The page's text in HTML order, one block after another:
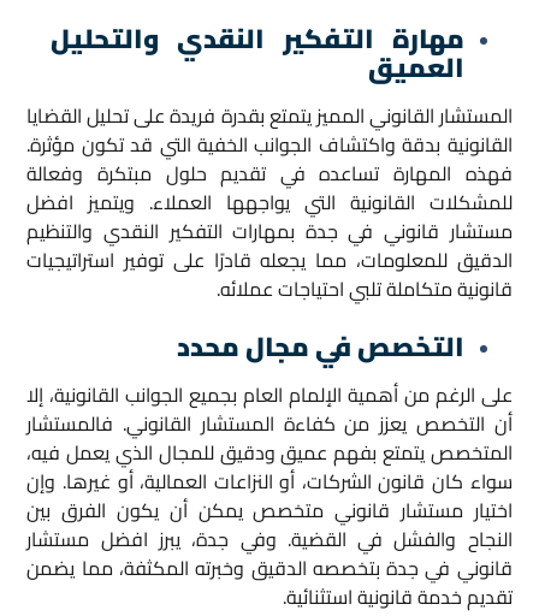
مهارة التفكير النقدي والتحليل
العميق
المستشار القانوني المميز يتمتع بقدرة فريدة على تحليل القضايا
القانونية بدقة واكتشاف الجوانب الخفية التي قد تكون مؤثرة.
فهذه المهارة تساعده في تقديم حلول مبتكرة وفعالة
للمشكلات القانونية التي يواجهها العملاء. ويتميز افضل
مستشار قانوني في جدة بمهارات التفكير النقدي والتنظيم
الدقيق للمعلومات، مما يجعله قادرًا على توفير استراتيجيات
قانونية متكاملة تلبي احتياجات عملائه.
التخصص في مجال محدد
على الرغم من أهمية الإلمام العام بجميع الجوانب القانونية، إلا
أن التخصص يعزز من كفاءة المستشار القانوني. فالمستشار
المتخصص يتمتع بفهم عميق ودقيق للمجال الذي يعمل فيه،
سواء كان قانون الشركات، أو النزاعات العمالية، أو غيرها. وإن
اختيار مستشار قانوني متخصص يمكن أن يكون الفرق بين
النجاح والفشل في القضية. وفي جدة، يبرز افضل مستشار
قانوني في جدة بتخصصه الدقيق وخبرته المكثفة، مما يضمن
تقديم خدمة قانونية استثنائية.